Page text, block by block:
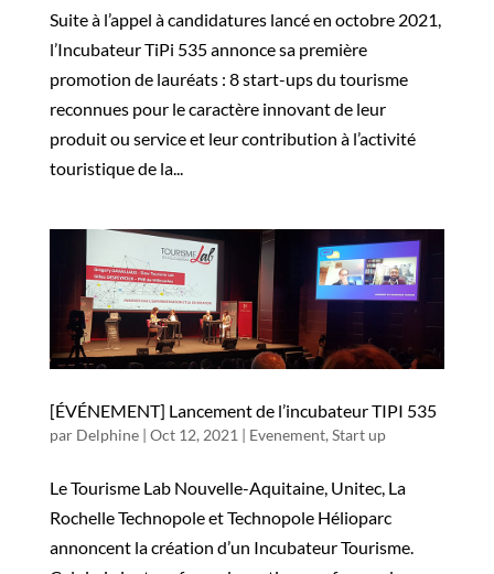
Suite à l’appel à candidatures lancé en octobre 2021,
l’Incubateur TiPi 535 annonce sa première
promotion de lauréats : 8 start-ups du tourisme
reconnues pour le caractère innovant de leur
produit ou service et leur contribution à l’activité
touristique de la...
[ÉVÉNEMENT] Lancement de l’incubateur TIPI 535
par Delphine| Oct 12, 2021 | Evenement, Start up
Le Tourisme Lab Nouvelle-Aquitaine, Unitec, La
Rochelle Technopole et Technopole Hélioparc
annoncent la création d’un Incubateur Tourisme.